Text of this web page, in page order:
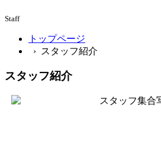
Staff
トップページ
› スタッフ紹介
スタッフ紹介